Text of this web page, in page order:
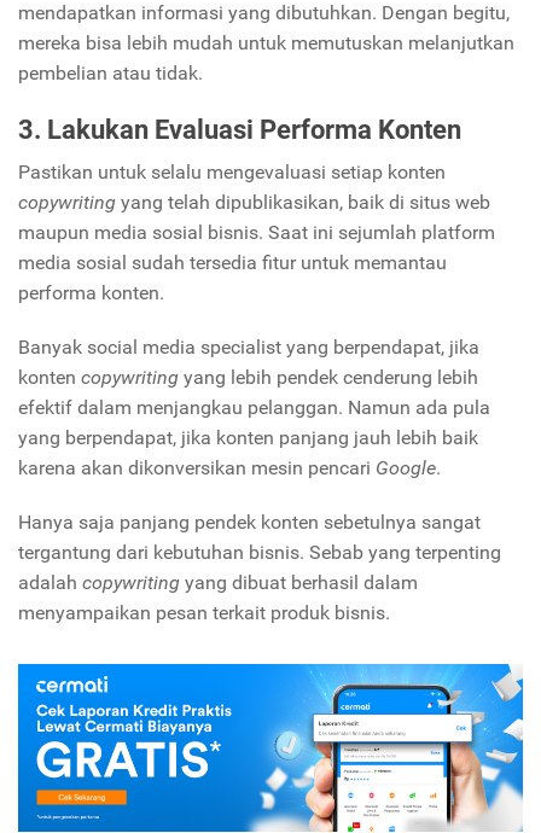
mendapatkan informasi yang dibutuhkan. Dengan begitu,
mereka bisa lebih mudah untuk memutuskan melanjutkan
pembelian atau tidak.
3. Lakukan Evaluasi Performa Konten
Pastikan untuk selalu mengevaluasi setiap konten
copywriting yang telah dipublikasikan, baik di situs web
maupun media sosial bisnis. Saat ini sejumlah platform
media sosial sudah tersedia fitur untuk memantau
performa konten.
Banyak social media specialist yang berpendapat, jika
konten copywriting yang lebih pendek cenderung lebih
efektif dalam menjangkau pelanggan. Namun ada pula
yang berpendapat, jika konten panjang jauh lebih baik
karena akan dikonversikan mesin pencari Google.
Hanya saja panjang pendek konten sebetulnya sangat
tergantung dari kebutuhan bisnis. Sebab yang terpenting
adalah copywriting yang dibuat berhasil dalam
menyampaikan pesan terkait produk bisnis.